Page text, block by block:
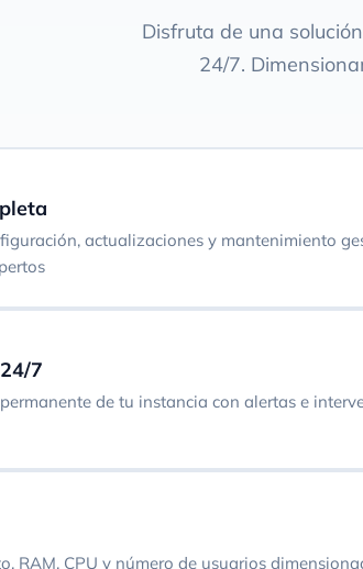
Disfruta de una
24/7.
actualizaciones y mantenimiento
7
de tu instancia con alertas e
RAM, CPU y número de usuarios